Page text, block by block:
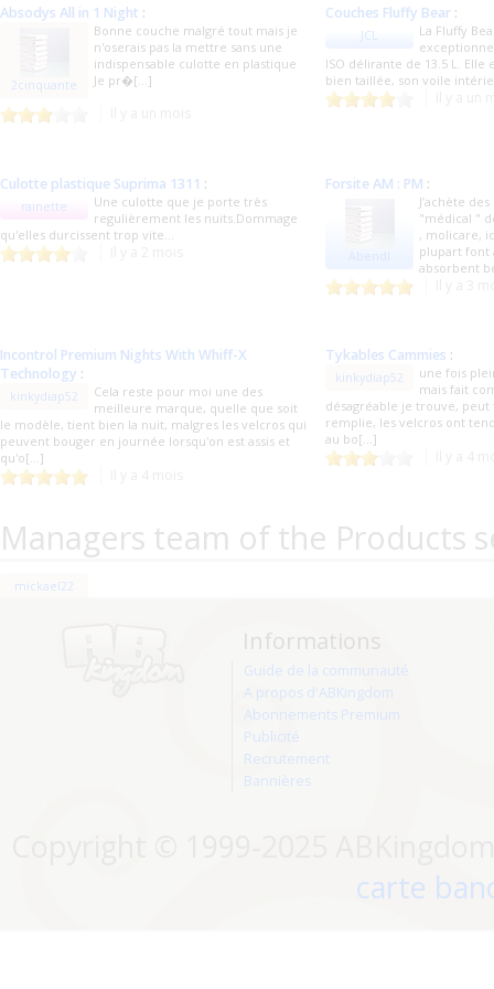
Absodys All in 1 Night :
2cinquante
Bonne couche malgré tout mais je
n'oserais pas la mettre sans une
indispensable culotte en plastique
Je pr�[...]
Couches Fluffy Bear :
JCL
La Fluffy
ISO délirante de 13.5 L.
bien taillée, son voile
Culotte plastique Suprima 1311 :
rainette
Une culotte que je porte très
regulièrement les nuits.Dommage
qu'elles durcissent trop vite...
Forsite AM : PM :
J’achète
"médical "
, molicare,
plupart font
absorbent
Incontrol Premium Nights With Whiff-X
Technology :
kinkydiap52
Cela reste pour moi une des
meilleure marque, quelle que soit
le modèle, tient bien la nuit, malgres les velcros qui
peuvent bouger en journée lorsqu'on est assis et
qu'o[...]
Tykables Cammies :
kinkydiap52
une fois
mais fait
désagréable je trouve,
remplie, les velcros ont
au bo[...]
Managers team of the Products
mickael22
Informations
Guide de la communauté
A propos d'ABKingdom
Abonnements Premium
Publicité
Recrutement
Bannières
carte